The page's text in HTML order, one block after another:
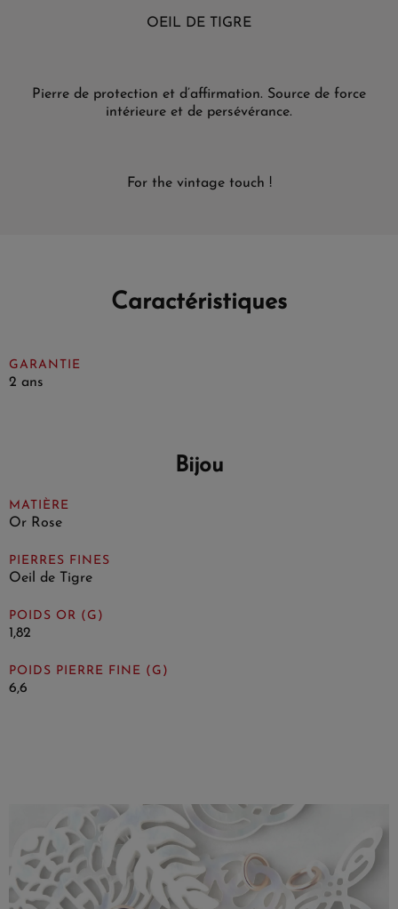
OEIL DE TIGRE
Pierre de protection et d’affirmation. Source de force
intérieure et de persévérance.
For the vintage touch !
Caractéristiques
GARANTIE
2 ans
Bijou
MATIÈRE
Or Rose
PIERRES FINES
Oeil de Tigre
POIDS OR (G)
1,82
POIDS PIERRE FINE (G)
6,6